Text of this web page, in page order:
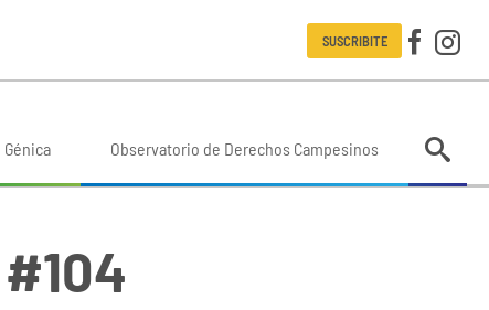
SUSCRIBITE
Observatorio de Derechos Campesinos